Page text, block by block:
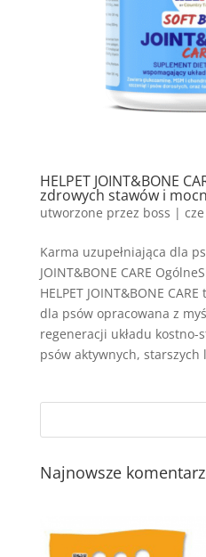
HELPET JOINT&BONE
zdrowych stawów i
utworzone przez boss |
Karma uzupełniająca dla
JOINT&BONE CARE
HELPET JOINT&BONE
dla psów opracowana z
regeneracji układu kostno-
psów aktywnych, starszych
Najnowsze